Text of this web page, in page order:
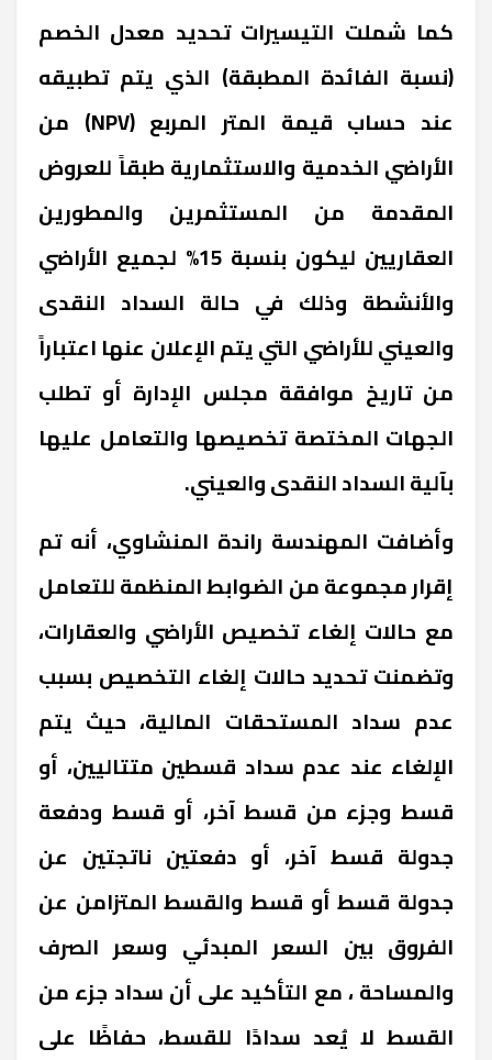
كما شملت التيسيرات تحديد معدل الخصم
(نسبة الفائدة المطبقة) الذي يتم تطبيقه
عند حساب قيمة المتر المربع (NPV) من
الأراضي الخدمية والاستثمارية طبقاً للعروض
المقدمة من المستثمرين والمطورين
العقاريين ليكون بنسبة 15% لجميع الأراضي
والأنشطة وذلك في حالة السداد النقدى
والعيني للأراضي التي يتم الإعلان عنها اعتباراً
من تاريخ موافقة مجلس الإدارة أو تطلب
الجهات المختصة تخصيصها والتعامل عليها
بآلية السداد النقدى والعيني.
وأضافت المهندسة راندة المنشاوي، أنه تم
إقرار مجموعة من الضوابط المنظمة للتعامل
مع حالات إلغاء تخصيص الأراضي والعقارات،
وتضمنت تحديد حالات إلغاء التخصيص بسبب
عدم سداد المستحقات المالية، حيث يتم
الإلغاء عند عدم سداد قسطين متتاليين، أو
قسط وجزء من قسط آخر، أو قسط ودفعة
جدولة قسط آخر، أو دفعتين ناتجتين عن
جدولة قسط أو قسط والقسط المتزامن عن
الفروق بين السعر المبدئي وسعر الصرف
والمساحة ، مع التأكيد على أن سداد جزء من
القسط لا يُعد سدادًا للقسط، حفاظًا على